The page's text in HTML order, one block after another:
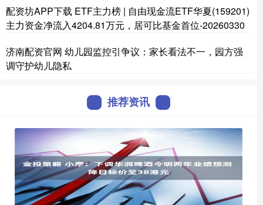
配资坊APP下载 ETF主力榜 | 自由现金流ETF华夏(159201)
主力资金净流入4204.81万元，居可比基金首位-20260330
济南配资官网 幼儿园监控引争议：家长看法不一，园方强
调守护幼儿隐私
推荐资讯